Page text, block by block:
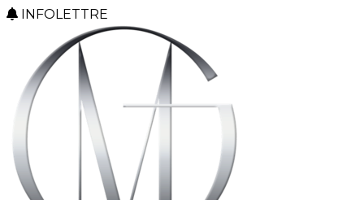
INFOLETTRE